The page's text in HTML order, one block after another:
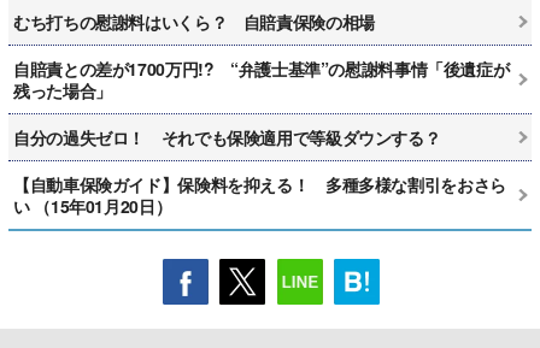
むち打ちの慰謝料はいくら？ 自賠責保険の相場
自賠責との差が1700万円!? “弁護士基準”の慰謝料事情「後遺症が
残った場合」
自分の過失ゼロ！ それでも保険適用で等級ダウンする？
【自動車保険ガイド】保険料を抑える！ 多種多様な割引をおさら
い （15年01月20日）